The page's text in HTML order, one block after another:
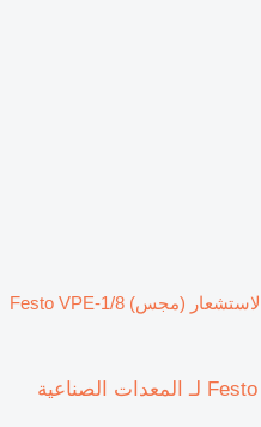
أداة الاستشعار (مجس) Festo VPE-1/8